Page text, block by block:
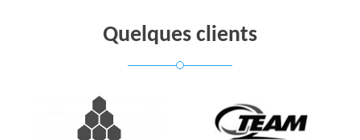
Quelques clients